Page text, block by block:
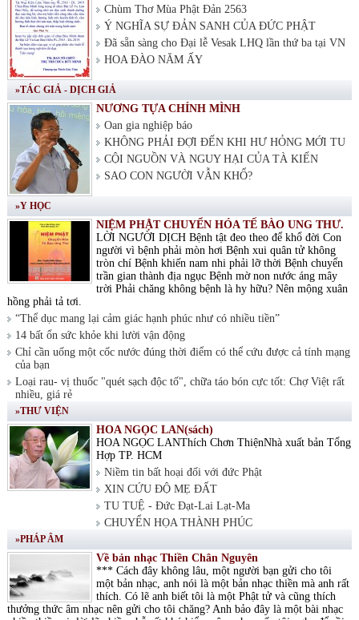
Chùm Thơ Mùa Phật Đản 2563
Ý NGHĨA SỰ ĐẢN SANH CỦA ĐỨC PHẬT
Đã sẵn sàng cho Đại lễ Vesak LHQ lần thứ ba tại VN
HOA ĐÀO NĂM ẤY
»TÁC GIẢ - DỊCH GIẢ
NƯƠNG TỰA CHÍNH MÌNH
Oan gia nghiệp báo
KHÔNG PHẢI ĐỢI ĐẾN KHI HƯ HỎNG MỚI TU
CỘI NGUỒN VÀ NGUY HẠI CỦA TÀ KIẾN
SAO CON NGƯỜI VẪN KHỔ?
»Y HỌC
NIỆM PHẬT CHUYỂN HÓA TẾ BÀO UNG THƯ.
LỜI NGƯỜI DỊCH Bệnh tật đeo theo để khổ đời Con
người vì bệnh phải mòn hơi Bệnh xui quân tử không
tròn chí Bệnh khiến nam nhi phải lỡ thời Bệnh chuyển
trần gian thành địa ngục Bệnh mờ non nước áng mây
trời Phải chăng không bệnh là hy hữu? Nên mộng xuân
hồng phải tả tơi.
“Thể dục mang lại cảm giác hạnh phúc như có nhiều tiền”
14 bất ổn sức khỏe khi lười vận động
Chỉ cần uống một cốc nước đúng thời điểm có thể cứu được cả tính mạng
của bạn
Loại rau- vị thuốc "quét sạch độc tố", chữa táo bón cực tốt: Chợ Việt rất
nhiều, giá rẻ
»THƯ VIỆN
HOA NGỌC LAN(sách)
HOA NGỌC LANThích Chơn ThiệnNhà xuất bản Tổng
Hợp TP. HCM
Niềm tin bất hoại đối với đức Phật
XIN CỨU ĐỘ MẸ ĐẤT
TU TUỆ - Đức Đạt-Lai Lạt-Ma
CHUYỂN HỌA THÀNH PHÚC
»PHÁP ÂM
Về bản nhạc Thiền Chân Nguyên
*** Cách đây không lâu, một người bạn gửi cho tôi
một bản nhạc, anh nói là một bản nhạc thiền mà anh rất
thích. Có lẽ anh biết tôi là một Phật tử và cũng thích
thưởng thức âm nhạc nên gửi cho tôi chăng? Anh bảo đây là một bài nhạc